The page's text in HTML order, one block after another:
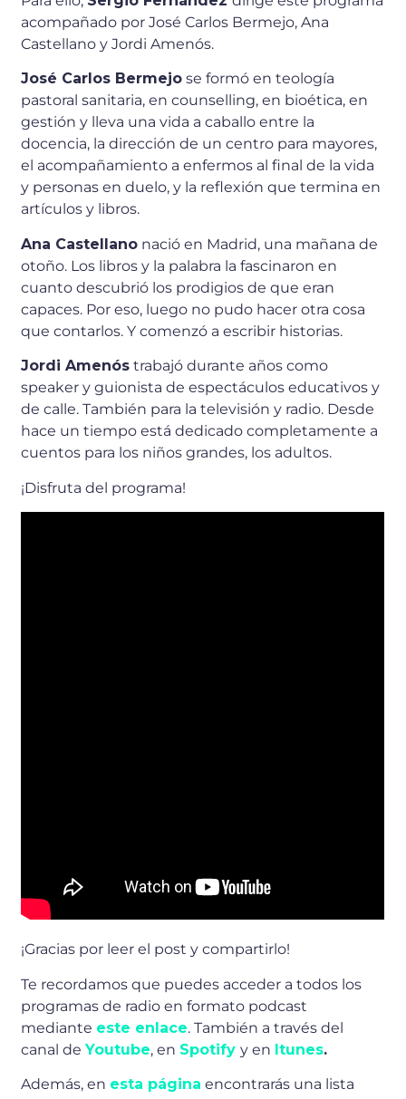
acompañado por José Carlos Bermejo, Ana
Castellano y Jordi Amenós.
José Carlos Bermejo se formó en teología
pastoral sanitaria, en counselling, en bioética, en
gestión y lleva una vida a caballo entre la
docencia, la dirección de un centro para mayores,
el acompañamiento a enfermos al final de la vida
y personas en duelo, y la reflexión que termina en
artículos y libros.
Ana Castellano nació en Madrid, una mañana de
otoño. Los libros y la palabra la fascinaron en
cuanto descubrió los prodigios de que eran
capaces. Por eso, luego no pudo hacer otra cosa
que contarlos. Y comenzó a escribir historias.
Jordi Amenós trabajó durante años como
speaker y guionista de espectáculos educativos y
de calle. También para la televisión y radio. Desde
hace un tiempo está dedicado completamente a
cuentos para los niños grandes, los adultos.
¡Disfruta del programa!
¡Gracias por leer el post y compartirlo!
Te recordamos que puedes acceder a todos los
programas de radio en formato podcast
mediante este enlace. También a través del
canal deYoutube, en Spotifyy en Itunes.
Además, en esta página encontrarás una lista